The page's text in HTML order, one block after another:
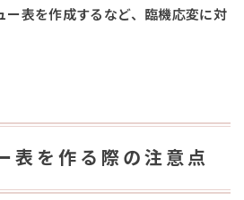
ー表を作成するなど、臨機応変に対
表を作る際の注意点